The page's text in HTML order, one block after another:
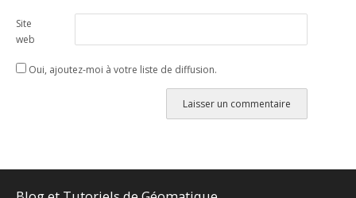
Site
web
Oui, ajoutez-moi à votre liste de diffusion.